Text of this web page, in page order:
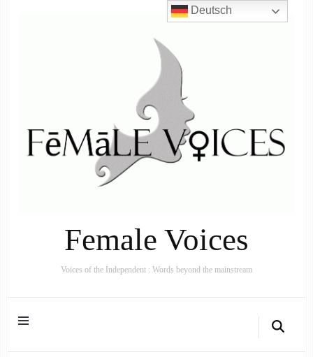
Female Voices
Voices of the Independent : Words beyond the mainstream
Deutsch